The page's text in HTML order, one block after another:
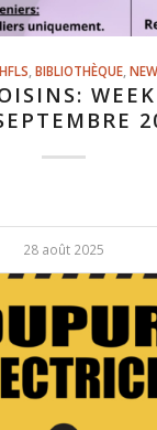
BIBLIOTHÈQUE,
28 août 2025